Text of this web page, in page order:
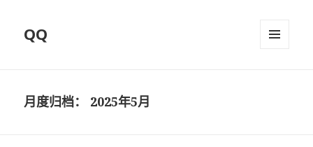
QQ
月度归档： 2025年5月